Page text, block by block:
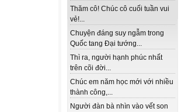
Thăm cô! Chúc cô cuối tuần vui
vẻ!...
Chuyện đáng suy ngẫm trong
Quốc tang Đại tướng...
Thì ra, người hạnh phúc nhất
trên cõi đời...
Chúc em năm học mới với nhiều
thành công,...
Người đàn bà nhìn vào vết son